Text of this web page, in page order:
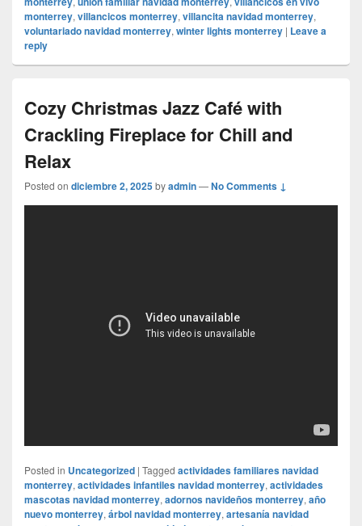
monterrey, villancicos monterrey, villancita navidad monterrey,
voluntariado navidad monterrey, winter lights monterrey | Leave a
reply
Cozy Christmas Jazz Café with
Crackling Fireplace for Chill and
Relax
Posted on diciembre 2, 2025byadmin—No Comments ↓
Posted in Uncategorized | Tagged actividades familiares navidad
monterrey, actividades infantiles navidad monterrey, actividades
mascotas navidad monterrey, adornos navideños monterrey, año
nuevo monterrey, árbol navidad monterrey, artesanía navidad